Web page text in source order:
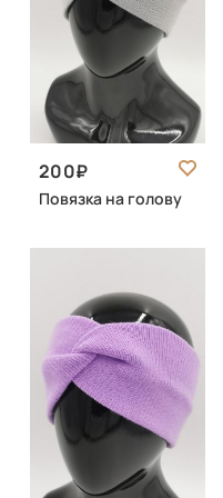
200
Повязка на голову